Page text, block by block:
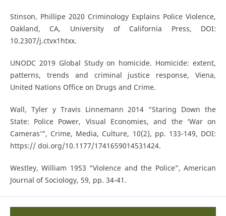
Stinson, Phillipe 2020 Criminology Explains Police Violence,
Oakland, CA, University of California Press, DOI:
10.2307/j.ctvx1htxx.
UNODC 2019 Global Study on homicide. Homicide: extent,
patterns, trends and criminal justice response, Viena,
United Nations Office on Drugs and Crime.
Wall, Tyler y Travis Linnemann 2014 “Staring Down the
State: Police Power, Visual Economies, and the ‘War on
Cameras’”, Crime, Media, Culture, 10(2), pp. 133-149, DOI:
https:// doi.org/10.1177/1741659014531424.
Westley, William 1953 “Violence and the Police”, American
Journal of Sociology, 59, pp. 34-41.